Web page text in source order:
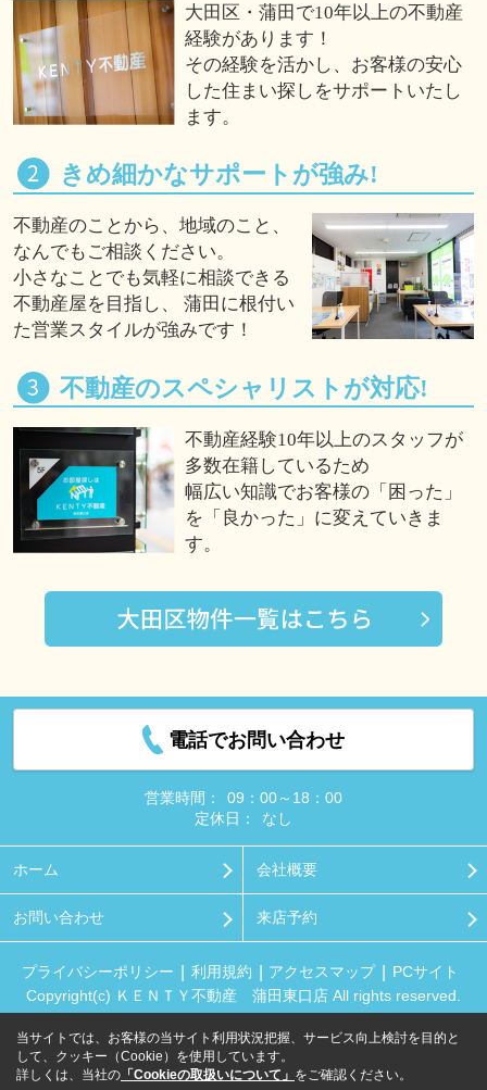
大田区・蒲田で10年以上の不動産
経験があります！
その経験を活かし、お客様の安心
した住まい探しをサポートいたし
ます。
きめ細かなサポートが強み!
不動産のことから、地域のこと、
なんでもご相談ください。
小さなことでも気軽に相談できる
不動産屋を目指し、 蒲田に根付い
た営業スタイルが強みです！
不動産のスペシャリストが対応!
不動産経験10年以上のスタッフが
多数在籍しているため
幅広い知識でお客様の「困った」
を「良かった」に変えていきま
す。
電話でお問い合わせ
営業時間：
09：00～18：00
定休日：
なし
ホーム 会社概要
お問い合わせ 来店予約
プライバシーポリシー 利用規約 アクセスマップ
PCサイト
Copyright(c) ＫＥＮＴＹ不動産 蒲田東口店 All rights reserved.
当サイトでは、お客様の当サイト利用状況把握、サービス向上検討を目的と
して、クッキー（Cookie）を使用しています。
詳しくは、当社の 「Cookieの取扱いについて」 をご確認ください。